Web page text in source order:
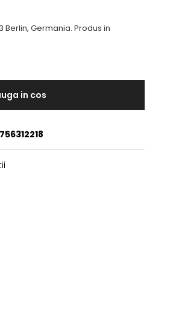
Berlin, Germania. Produs in
in cos